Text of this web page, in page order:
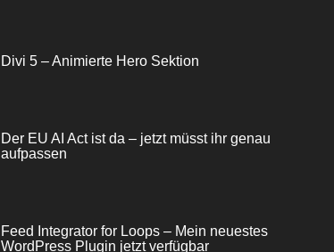
Divi 5 – Animierte Hero Sektion
Der EU AI Act ist da – jetzt müsst ihr genau
aufpassen
Feed Integrator for Loops – Mein neuestes
WordPress Plugin jetzt verfügbar